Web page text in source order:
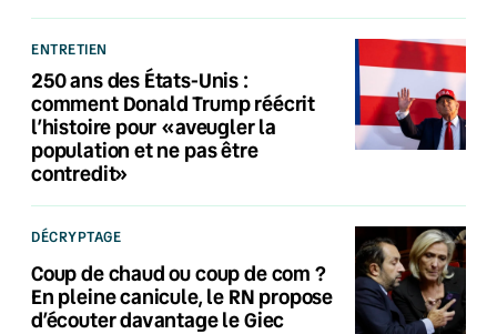
ENTRETIEN
250 ans des États-Unis :
comment Donald Trump réécrit
l’histoire pour «aveugler la
population et ne pas être
contredit»
DÉCRYPTAGE
Coup de chaud ou coup de com ?
En pleine canicule, le RN propose
d’écouter davantage le Giec